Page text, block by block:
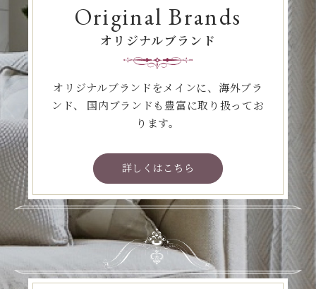
Original Brands
オリジナルブランド
オリジナルブランドをメインに、海外ブラ
ンド、
国内ブランドも豊富に取り扱ってお
ります。
詳しくはこちら